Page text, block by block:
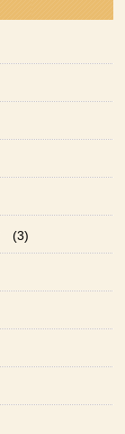
(3)